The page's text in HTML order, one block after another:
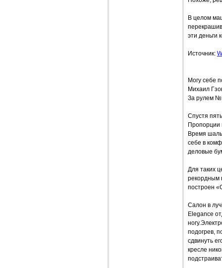
В целом
эти деньги
Источник:
Могу себе
Михаил
За рулем
Спустя
Пропорции
Время
себе в
деловые
Для таких
рекордным
построен
Салон в
Elegance
подогрев,
сдвинуть
кресле